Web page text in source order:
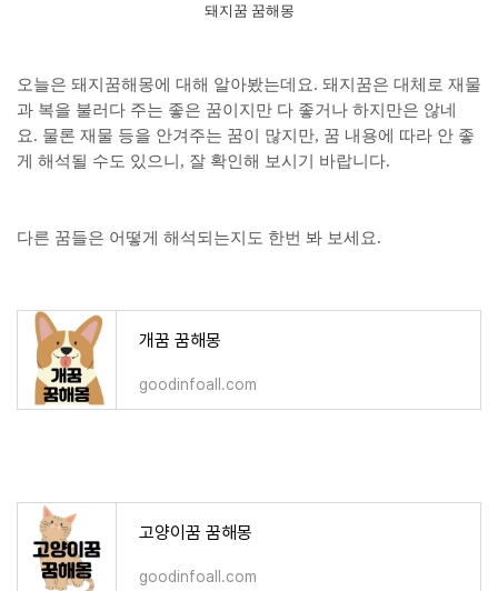
돼지꿈 꿈해몽
오늘은 돼지꿈해몽에 대해 알아봤는데요. 돼지꿈은 대체로 재물
과 복을 불러다 주는 좋은 꿈이지만 다 좋거나 하지만은 않네
요. 물론 재물 등을 안겨주는 꿈이 많지만, 꿈 내용에 따라 안 좋
게 해석될 수도 있으니, 잘 확인해 보시기 바랍니다.
다른 꿈들은 어떻게 해석되는지도 한번 봐 보세요.
개꿈 꿈해몽
goodinfoall.com
고양이꿈 꿈해몽
goodinfoall.com